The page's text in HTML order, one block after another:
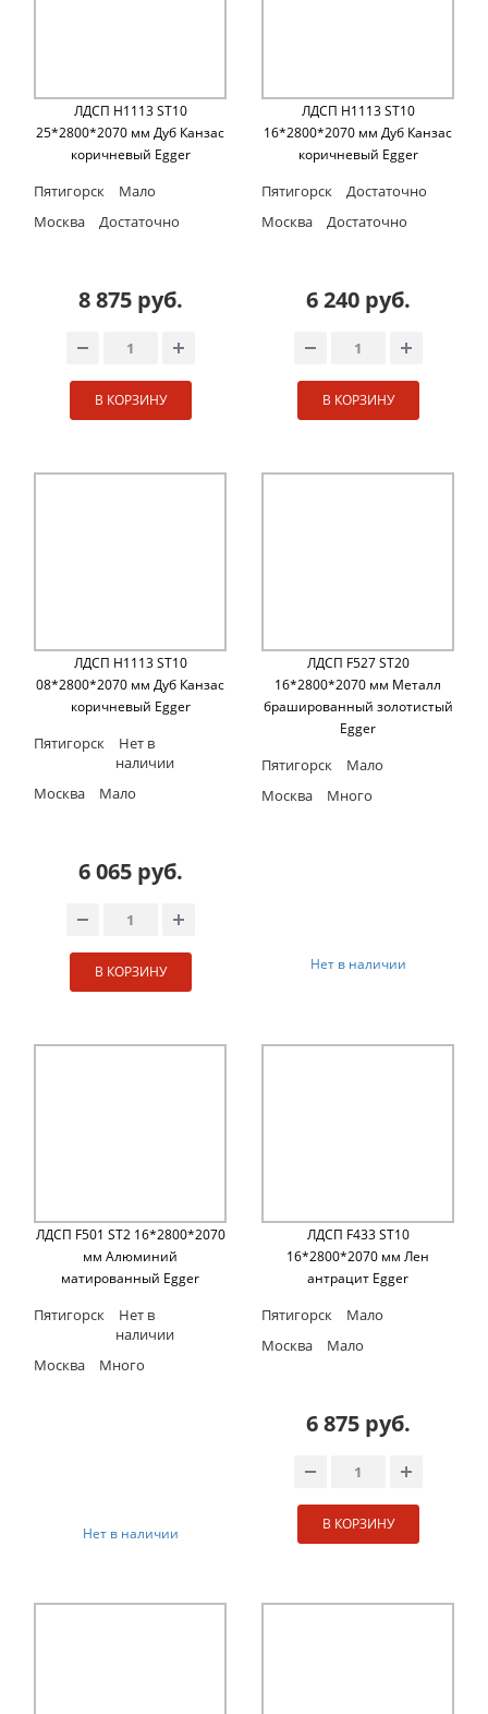
ЛДСП H1113 ST10
25*2800*2070 мм Дуб Канзас
коричневый Egger
Пятигорск
Мало
Москва
Достаточно
8 875 руб.
В КОРЗИНУ
ЛДСП H1113 ST10
16*2800*2070 мм Дуб Канзас
коричневый Egger
Пятигорск
Достаточно
Москва
Достаточно
6 240 руб.
В КОРЗИНУ
ЛДСП H1113 ST10
08*2800*2070 мм Дуб Канзас
коричневый Egger
Пятигорск
Нет в
наличии
Москва
Мало
6 065 руб.
В КОРЗИНУ
ЛДСП F527 ST20
16*2800*2070 мм Металл
брашированный золотистый
Egger
Пятигорск
Мало
Москва
Много
Нет в наличии
ЛДСП F501 ST2 16*2800*2070
мм Алюминий
матированный Egger
Пятигорск
Нет в
наличии
Москва
Много
Нет в наличии
ЛДСП F433 ST10
16*2800*2070 мм Лен
антрацит Egger
Пятигорск
Мало
Москва
Мало
6 875 руб.
В КОРЗИНУ